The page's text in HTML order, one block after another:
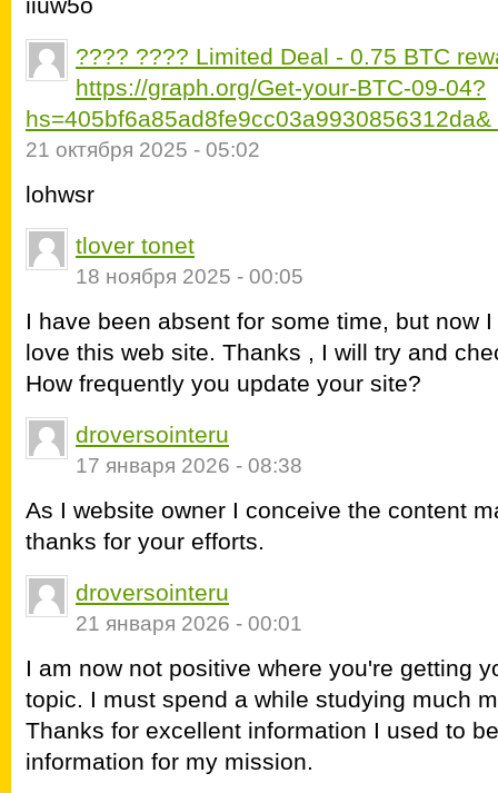
???? ???? Limited Deal - 0.75 BTC
https://graph.org/Get-your-BTC-09-04?
hs=405bf6a85ad8fe9cc03a9930856312da&
21 октября 2025 - 05:02
lohwsr
tlover tonet
18 ноября 2025 - 00:05
I have been absent for some time, but now
love this web site. Thanks , I will try and
How frequently you update your site?
droversointeru
17 января 2026 - 08:38
As I website owner I conceive the content
thanks for your efforts.
droversointeru
21 января 2026 - 00:01
I am now not positive where you're getting
topic. I must spend a while studying much
Thanks for excellent information I used to
information for my mission.